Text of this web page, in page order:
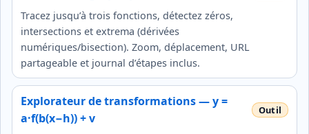
Tracez jusqu’à trois fonctions, détectez zéros,
intersections et extrema (dérivées
numériques/bisection). Zoom, déplacement, URL
partageable et journal d’étapes inclus.
Explorateur de transformations — y =
a·f(b(x−h)) + v